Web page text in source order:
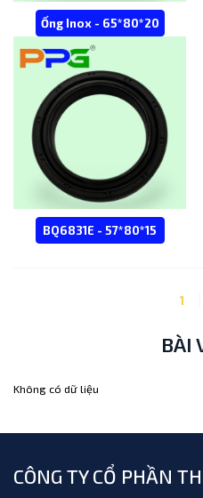
Ống Inox - 65*80*20
BQ6831E - 57*80*15
1
BÀI
Không có dữ liệu
CÔNG TY CỔ PHẦN